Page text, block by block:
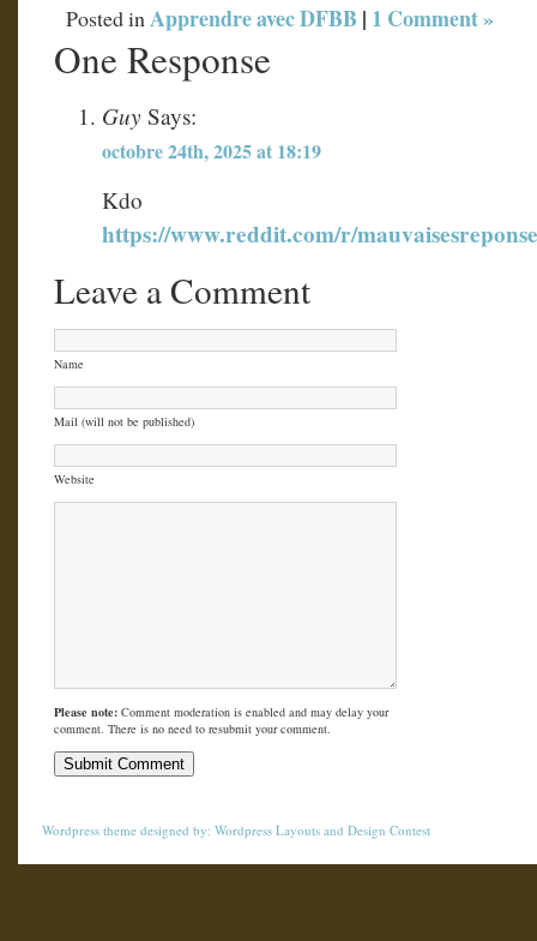
Posted inApprendre avec DFBB | 1 Comment »
One Response
Guy Says:
octobre 24th, 2025 at 18:19
Kdo
https://www.reddit.com/r/
Leave a Comment
Name
Mail (will not be published)
Website
Please note: Comment moderation is enabled and may delay your
comment. There is no need to resubmit your comment.
Wordpress theme designed by: Wordpress Layouts and Design Contest